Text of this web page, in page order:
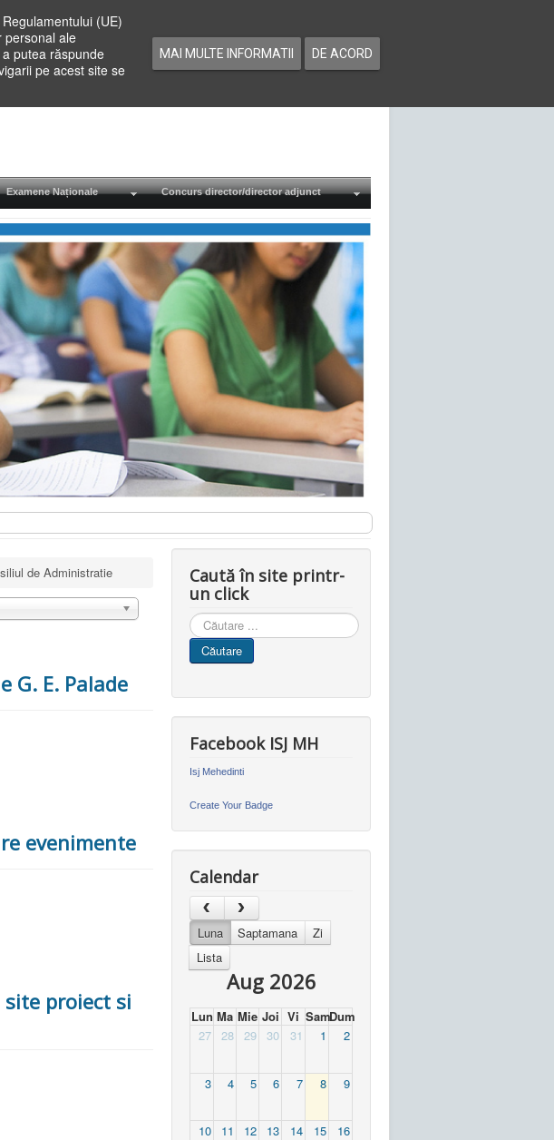
(UE)
personal ale
putea răspunde
pe acest site se
MAI MULTE INFORMATII DE ACORD
Examene Naționale Concurs director/director adjunct
de Administratie
G. E. Palade
evenimente
proiect si
Caută în site printr-
un click
Cauta
in
site
Căutare
Facebook ISJ MH
Isj Mehedinti
Create Your Badge
Calendar
Luna Saptamana
Zi
Lista
Aug 2026
Lun Ma Mie Joi Vi SamDum
27
28 29 30 31 1 2
3 4 5 6 7 8 9
10 11 12 13 14 15 16